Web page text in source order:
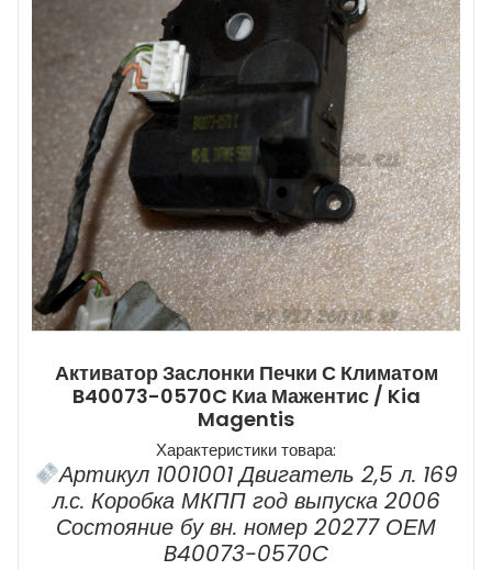
Активатор Заслонки Печки С Климатом
B40073-0570C Киа Мажентис / Kia
Magentis
Характеристики товара:
Артикул 1001001 Двигатель 2,5 л. 169
л.с. Коробка МКПП год выпуска 2006
Состояние бу вн. номер 20277 ОЕМ
B40073-0570C